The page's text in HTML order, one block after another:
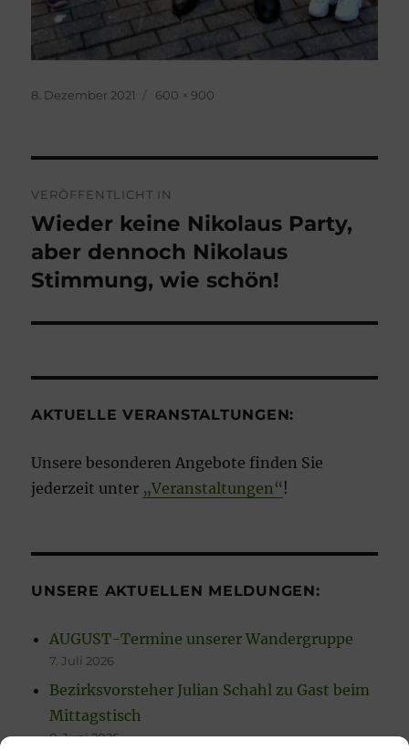
Veröffentlicht
8. Dezember 2021 Originalgröße
600 × 900
VERÖFFENTLICHT IN
Wieder keine Nikolaus Party,
aber dennoch Nikolaus
Stimmung, wie schön!
AKTUELLE VERANSTALTUNGEN:
Unsere besonderen Angebote finden Sie
jederzeit unter „Veranstaltungen“ !
UNSERE AKTUELLEN MELDUNGEN:
AUGUST-Termine unserer Wandergruppe
7. Juli 2026
Bezirksvorsteher Julian Schahl zu Gast beim
Mittagstisch
8. Juni 2026